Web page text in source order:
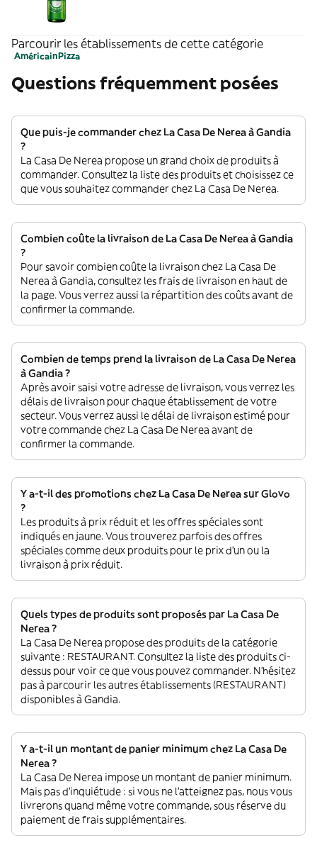
Parcourir les établissements de cette catégorie
AméricainPizza
Questions fréquemment posées
Que puis-je commander chez La Casa De Nerea à Gandia
?
La Casa De Nerea propose un grand choix de produits à
commander. Consultez la liste des produits et choisissez ce
que vous souhaitez commander chez La Casa De Nerea.
Combien coûte la livraison de La Casa De Nerea à Gandia
?
Pour savoir combien coûte la livraison chez La Casa De
Nerea à Gandia, consultez les frais de livraison en haut de
la page. Vous verrez aussi la répartition des coûts avant de
confirmer la commande.
Combien de temps prend la livraison de La Casa De Nerea
à Gandia ?
Après avoir saisi votre adresse de livraison, vous verrez les
délais de livraison pour chaque établissement de votre
secteur. Vous verrez aussi le délai de livraison estimé pour
votre commande chez La Casa De Nerea avant de
confirmer la commande.
Y a-t-il des promotions chez La Casa De Nerea sur Glovo
?
Les produits à prix réduit et les offres spéciales sont
indiqués en jaune. Vous trouverez parfois des offres
spéciales comme deux produits pour le prix d'un ou la
livraison à prix réduit.
Quels types de produits sont proposés par La Casa De
Nerea ?
La Casa De Nerea propose des produits de la catégorie
suivante : RESTAURANT. Consultez la liste des produits ci-
dessus pour voir ce que vous pouvez commander. N'hésitez
pas à parcourir les autres établissements (RESTAURANT)
disponibles à Gandia.
Y a-t-il un montant de panier minimum chez La Casa De
Nerea ?
La Casa De Nerea impose un montant de panier minimum.
Mais pas d'inquiétude : si vous ne l'atteignez pas, nous vous
livrerons quand même votre commande, sous réserve du
paiement de frais supplémentaires.